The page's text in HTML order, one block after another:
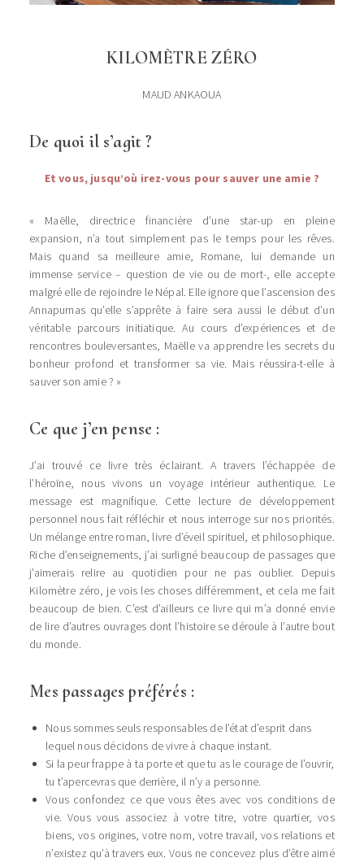
KILOMÈTRE ZÉRO
MAUD ANKAOUA
De quoi il s’agit ?
Et vous, jusqu’où irez-vous pour sauver une amie ?
« Maëlle, directrice financière d’une star-up en pleine
expansion, n’a tout simplement pas le temps pour les rêves.
Mais quand sa meilleure amie, Romane, lui demande un
immense service – question de vie ou de mort-, elle accepte
malgré elle de rejoindre le Népal. Elle ignore que l’ascension des
Annapurnas qu’elle s’apprête à faire sera aussi le début d’un
véritable parcours initiatique. Au cours d’expériences et de
rencontres bouleversantes, Maëlle va apprendre les secrets du
bonheur profond et transformer sa vie. Mais réussira-t-elle à
sauver son amie ? »
Ce que j’en pense :
J’ai trouvé ce livre très éclairant. A travers l’échappée de
l’héroïne, nous vivons un voyage intérieur authentique. Le
message est magnifique. Cette lecture de développement
personnel nous fait réfléchir et nous interroge sur nos priorités.
Un mélange entre roman, livre d’éveil spirituel, et philosophique.
Riche d’enseignements, j’ai surligné beaucoup de passages que
j’aimerais relire au quotidien pour ne pas oublier. Depuis
Kilomètre zéro, je vois les choses différemment, et cela me fait
beaucoup de bien. C’est d’ailleurs ce livre qui m’a donné envie
de lire d’autres ouvrages dont l’histoire se déroule à l’autre bout
du monde.
Mes passages préférés :
Nous sommes seuls responsables de l’état d’esprit dans
lequel nous décidons de vivre à chaque instant.
Si la peur frappe à ta porte et que tu as le courage de l’ouvrir,
tu t’apercevras que derrière, il n’y a personne.
Vous confondez ce que vous êtes avec vos conditions de
vie. Vous vous associez à votre titre, votre quartier, vos
biens, vos origines, votre nom, votre travail, vos relations et
n’existez qu’à travers eux. Vous ne concevez plus d’être aimé